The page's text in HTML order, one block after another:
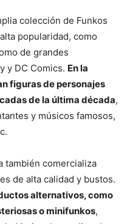
colección de Funkos
popularidad, como
de grandes
y DC Comics. En la
figuras de personajes
de la última década,
y músicos famosos,
también comercializa
de alta calidad y bustos.
alternativos, como
o minifunkos,